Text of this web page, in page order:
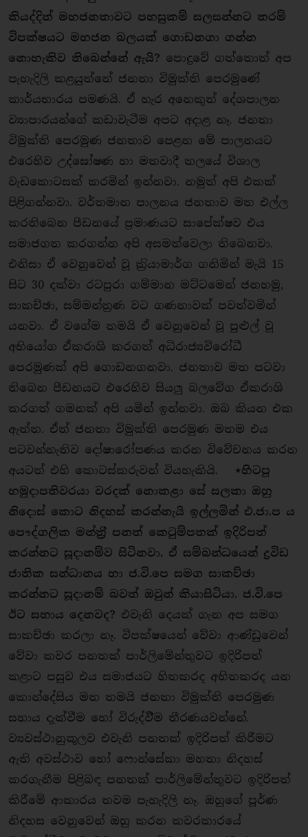
කියද්දිත් මහජනතාවට පහසුකම් සලසන්නට තරම්
විපක්ෂයට මහජන බලයක් ගොඩනගා ගන්න
නොහැකිව තිබෙන්නේ ඇයි? පොදුවේ ගත්තොත් අප
පැහැදිලි කළයුත්තේ ජනතා විමුක්ති පෙරමුණේ
කාර්යභාරය පමණයි. ඒ හැර අනෙකුත් දේශපාලන
ව්‍යාපාරයන්ගේ කඩාවැටීම අපට අදාළ නෑ. ජනතා
විමුක්ති පෙරමුණ ජනතාව පෙළන මේ පාලනයට
එරෙහිව උද්ඝෝෂණ හා මතවාදී තලයේ විශාල
වැඩකොටසක් කරමින් ඉන්නවා. නමුත් අපි එකක්
පිළිගන්නවා. වර්තමාන පාලනය ජනතාව මත එල්ල
කරතිබෙන පීඩනයේ ප‍්‍රමාණයට සාපේක්ෂව එය
සමාජගත කරගන්න අපි අසමත්වෙලා තිබෙනවා.
එනිසා ඒ වෙනුවෙන් වූ ක‍්‍රියාමාර්ග ගනිමින් මැයි 15
සිට 30 දක්වා රටපුරා ගම්මාන මට්ටමෙන් ජනහමු,
සාකච්ඡා, සම්මන්ත‍්‍රණ වට ගණනාවක් පවත්වමින්
යනවා. ඒ වගේම තමයි ඒ වෙනුවෙන් වූ පුළුල් වූ
අභියෝග ඒකරාශි කරගත් අධිරාජ්‍යවිරෝධී
පෙරමුණක් අපි ගොඩනගනවා. ජනතාව මත පටවා
තිබෙන පීඩනයට එරෙහිව සියලු බලවේග ඒකරාශි
කරගත් ගමනක් අපි යමින් ඉන්නවා. ඔබ කියන එක
ඇත්ත. ඒත් ජනතා විමුක්ති පෙරමුණ මතම එය
පටවන්නැතිව දෝෂාරෝපණය කරන විවේචනය කරන
අයටත් එහි කොටස්කරුවන් වියහැකියි. ⋆හිටපු
හමුදාපතිවරයා වරදක් නොකළා සේ සලකා ඔහු
නිදොස් කොට නිදහස් කරන්නැයි ඉල්ලමින් එ.ජා.ප ය
පෞද්ගලික මන්ත‍්‍රී පනත් කෙටුම්පතක් ඉදිරිපත්
කරන්නට සූදානම්ව සිටිනවා. ඒ සම්බන්ධයෙන් ද්‍රවිඩ
ජාතික සන්ධානය හා ජ.වි.පෙ සමග සාකච්ඡා
කරන්නට සූදානම් බවත් ඔවුන් කියාසිටියා. ජ.වි.පෙ
ඊට සහාය දෙනවද? එවැනි දෙයක් ගැන අප සමග
සාකච්ඡා කරලා නෑ. විපක්ෂයෙන් වේවා ආණ්ඩුවෙන්
වේවා කවර පනතක් පාර්ලිමේන්තුවට ඉදිරිපත්
කළාට පසුව එය සමාජයට හිතකරද අහිතකරද යන
කොන්දේසිය මත තමයි ජනතා විමුක්ති පෙරමුණ
සහාය දැක්වීම හෝ විරුද්විීම තීරණයවන්නේ.
ව්‍යවස්ථානුකූලව එවැනි පනතක් ඉදිරිපත් කිරීමට
ඇති අවස්ථාව හෝ ෆොන්සේකා මහතා නිදහස්
කරගැනීම පිළිබඳ පනතක් පාර්ලිමේන්තුවට ඉදිරිපත්
කිරීමේ ආකාරය තවම පැහැදිලි නෑ. ඔහුගේ පූර්ණ
නිදහස වෙනුවෙන් ඔහු කරන කවරකාරයේ